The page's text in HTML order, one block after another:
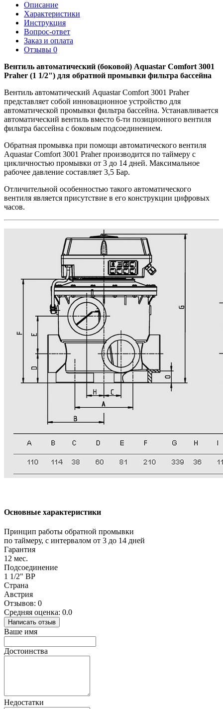
Описание
Характеристики
Инструкция
Вопрос-ответ
Заказ и оплата
Отзывы 0
Вентиль автоматический (боковой) Aquastar Comfort 3001
Praher (1 1/2") для обратной промывки фильтра бассейна
Вентиль автоматический Aquastar Comfort 3001 Praher
представляет собой инновационное устройство для
автоматической промывки фильтра бассейна. Устанавливается
автоматический вентиль вместо 6-ти позиционного вентиля
фильтра бассейна с боковым подсоединением.
Обратная промывка при помощи автоматического вентиля
Aquastar Comfort 3001 Praher производится по таймеру с
цикличностью промывки от 3 до 14 дней. Максимальное
рабочее давление составляет 3,5 Бар.
Отличительной особенностью такого автоматического
вентиля является присутствие в его конструкции цифровых
часов.
Основные характеристики
Принцип работы обратной промывки
по таймеру, с интервалом от 3 до 14 дней
Гарантия
12 мес.
Подсоединение
1 1/2" ВР
Страна
Австрия
Отзывов: 0
Средняя оценка: 0.0
Написать отзыв
Ваше имя
Достоинства
Недостатки